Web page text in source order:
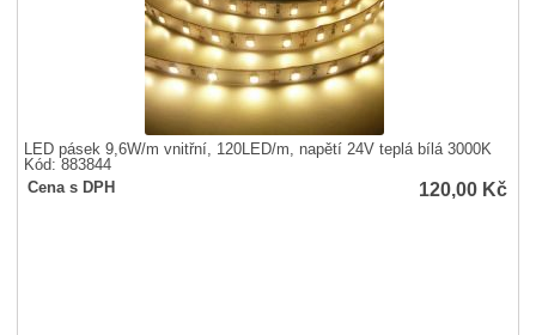
LED pásek 9,6W/m vnitřní, 120LED/m, napětí 24V teplá bílá 3000K
Kód: 883844
Cena s DPH
120,00 Kč